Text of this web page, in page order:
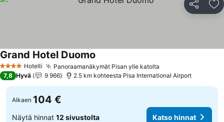
Jaa
4 Tähtiluokitus
Hotelli Panoraamanäkymät Pisan ylle katolta
Grand Hotel Duomo
7,8 Hyvä 9 966 2.5 km kohteesta Pisa International Airport
Alkaen 104 €
Näytä hinnat 12 sivustolta Katso hinnat